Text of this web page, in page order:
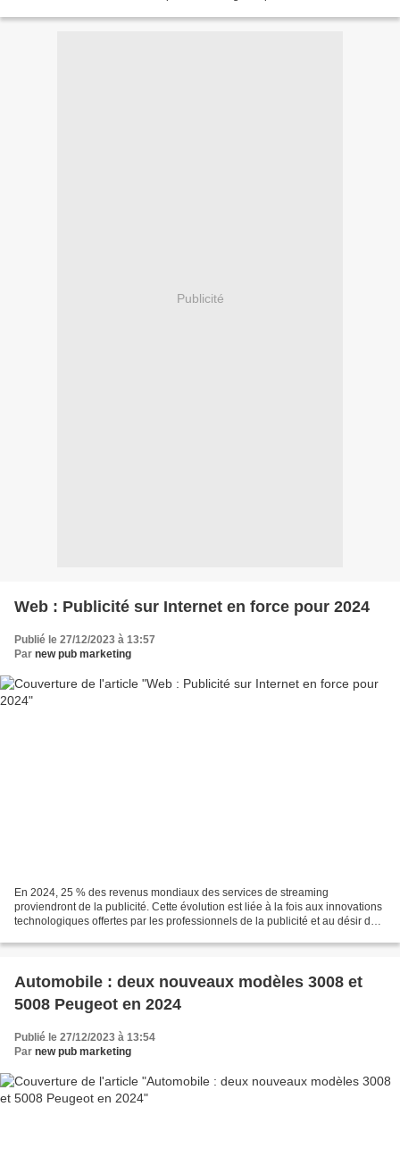
Publicité
Web : Publicité sur Internet en force pour 2024
Publié le 27/12/2023 à 13:57
Par new pub marketing
En 2024, 25 % des revenus mondiaux des services de streaming
proviendront de la publicité. Cette évolution est liée à la fois aux innovations
technologiques offertes par les professionnels de la publicité et au désir des
Automobile : deux nouveaux modèles 3008 et
5008 Peugeot en 2024
Publié le 27/12/2023 à 13:54
Par new pub marketing